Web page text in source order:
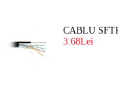
3.68Lei